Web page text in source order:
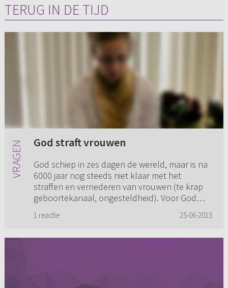
TERUG IN DE TIJD
God straft vrouwen
God schiep in zes dagen de wereld, maar is na
6000 jaar nog steeds niet klaar met het
straffen en vernederen van vrouwen (te krap
geboortekanaal, ongesteldheid). Voor God
1 reactie 25-06-2015